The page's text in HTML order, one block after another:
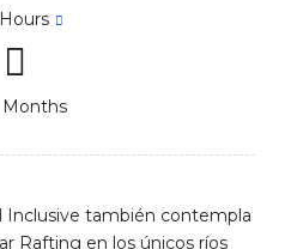
Months
Inclusive también contempla
Rafting en los únicos ríos